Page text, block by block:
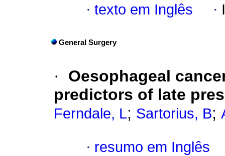
· texto em Inglês ·
General Surgery
·
Oesophageal
predictors of late
Ferndale, L; Sartorius, B;
· resumo em Inglês